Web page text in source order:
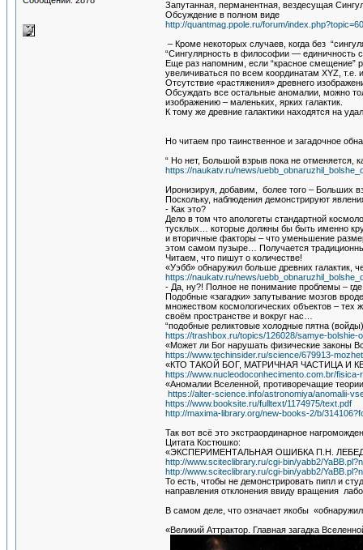
Запутанная, перманентная, вездесущая
Обсуждение в полном виде
http://quantmag.ppole.ru/forum/
– Кроме некоторых случаев, когда без
“Сингулярность в философии — единичность
Еще раз напомним, если “красное смещение”
увеличиваться по всем координатам XYZ,
Отсутствие «растяжения» древнего
Обсуждать все остальные аномалии, можно
изображению – маленьких, ярких галактик.
К тому же древние галактики находятся на
Но читаем про таинственное и загадочное
“ Но нет, Большой взрыв пока не отменяется,
https://naukatv.ru/news/
Иронизируя, добавим, более того – Больших
Поскольку, наблюдения демонстрируют
- Как это?
Дело в том что апологеты стандартной
тусклых… которые должны бы быть именно
и вторичные факторы – что уменьшение
этом самом пузыре… Получается
Читаем, что пишут о количестве!
«Уэбб» обнаружил больше древних галактик,
https://naukatv.ru/news/
- Да, ну?! Полное не понимание проблемы –
Подобные «загадки» запутывание мозгов
множеством космологических объектов – тех
своём пространстве и вокруг нас…
“подобные реликтовые холодные пятна
https://trashbox.ru/topics/126028/samye-bolshie-
«Может ли Бог нарушать физические законы
https://www.techinsider.ru/science/679913-
«КТО ТАКОЙ БОГ, МАТРИЧНАЯ ЧАСТИЦА И
https://www.nucleodoconhecimento.com.br/fisica-
«Аномалии Вселенной, противоречащие
https://alter-science.info/astronomiya/anomalii-
https://www.booksite.ru/fulltext/1174975/text.pdf
http://maxima-library.org/new-books-2/b/
Так вот всё это экстраординарное
Цитата Костюшко:
«ЭКСПЕРИМЕНТАЛЬНАЯ ОШИБКА П.Н.
http://www.sciteclibrary.ru/cgi-bin/yabb2/
http://www.sciteclibrary.ru/cgi-bin/yabb2/
То есть, чтобы не демонстрировать пипл и
направления отклонения ввиду вращения
В самом деле, что означает якобы
«Великий Аттрактор. Главная загадка